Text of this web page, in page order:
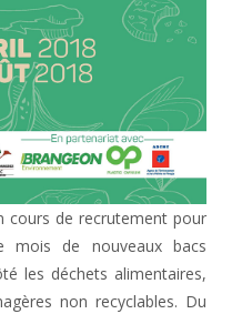
cours de recrutement pour
mois de nouveaux bacs
les déchets alimentaires,
non recyclables. Du